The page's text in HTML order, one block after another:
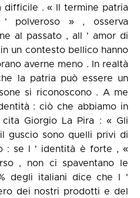
difficile . « Il termine patria
polveroso » , osserva
al passato , all ' amor di
un contesto bellico hanno
averne meno . In realtà
la patria può essere un
si riconoscono . A me
: ciò che abbiamo in
Giorgio La Pira : « Gli
guscio sono quelli privi di
: se l ' identità è forte , «
, non ci spaventano le
degli italiani dice che l '
dei nostri prodotti e del